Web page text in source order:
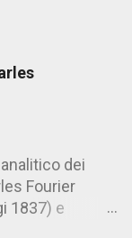
dei
Fourier
1837) e